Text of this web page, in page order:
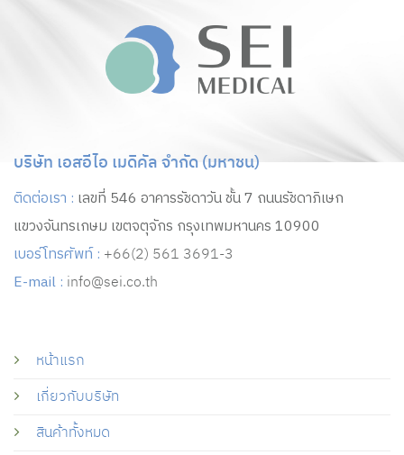
บริษัท เอสอีไอ เมดิคัล จำกัด (มหาชน)
ติดต่อเรา : เลขที่ 546 อาคารรัชดาวัน ชั้น 7 ถนนรัชดาภิเษก
แขวงจันทรเกษม เขตจตุจักร กรุงเทพมหานคร 10900
เบอร์โทรศัพท์ : +66(2) 561 3691-3
E-mail : info@sei.co.th
หน้าแรก
เกี่ยวกับบริษัท
สินค้าทั้งหมด